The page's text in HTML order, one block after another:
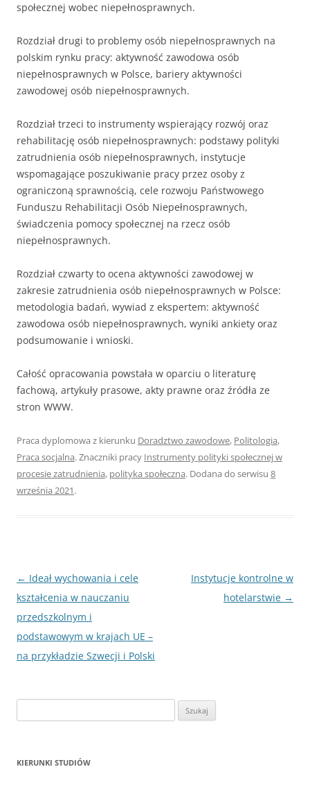
społecznej wobec niepełnosprawnych.
Rozdział drugi to problemy osób niepełnosprawnych na
polskim rynku pracy: aktywność zawodowa osób
niepełnosprawnych w Polsce, bariery aktywności
zawodowej osób niepełnosprawnych.
Rozdział trzeci to instrumenty wspierający rozwój oraz
rehabilitację osób niepełnosprawnych: podstawy polityki
zatrudnienia osób niepełnosprawnych, instytucje
wspomagające poszukiwanie pracy przez osoby z
ograniczoną sprawnością, cele rozwoju Państwowego
Funduszu Rehabilitacji Osób Niepełnosprawnych,
świadczenia pomocy społecznej na rzecz osób
niepełnosprawnych.
Rozdział czwarty to ocena aktywności zawodowej w
zakresie zatrudnienia osób niepełnosprawnych w Polsce:
metodologia badań, wywiad z ekspertem: aktywność
zawodowa osób niepełnosprawnych, wyniki ankiety oraz
podsumowanie i wnioski.
Całość opracowania powstała w oparciu o literaturę
fachową, artykuły prasowe, akty prawne oraz źródła ze
stron WWW.
Praca dyplomowa z kierunku Doradztwo zawodowe, Politologia,
Praca socjalna. Znaczniki pracy Instrumenty polityki społecznej w
procesie zatrudnienia, polityka społeczna. Dodana do serwisu 8
września 2021.
Nawigacja
wpisu
← Ideał wychowania i cele
kształcenia w nauczaniu
przedszkolnym i
podstawowym w krajach UE –
na przykładzie Szwecji i Polski
Instytucje kontrolne w
hotelarstwie →
z
KIERUNKI STUDIÓW